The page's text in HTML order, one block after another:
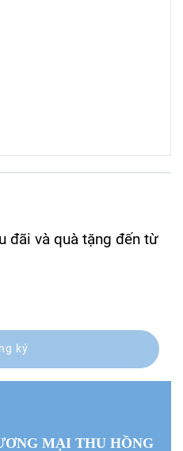
đãi và quà tặng đến từ
ký
MẠI THU HỒNG